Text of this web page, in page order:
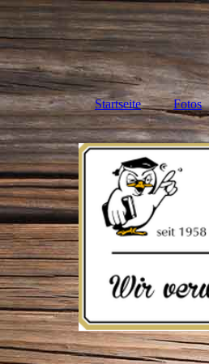
Startseite Fotos